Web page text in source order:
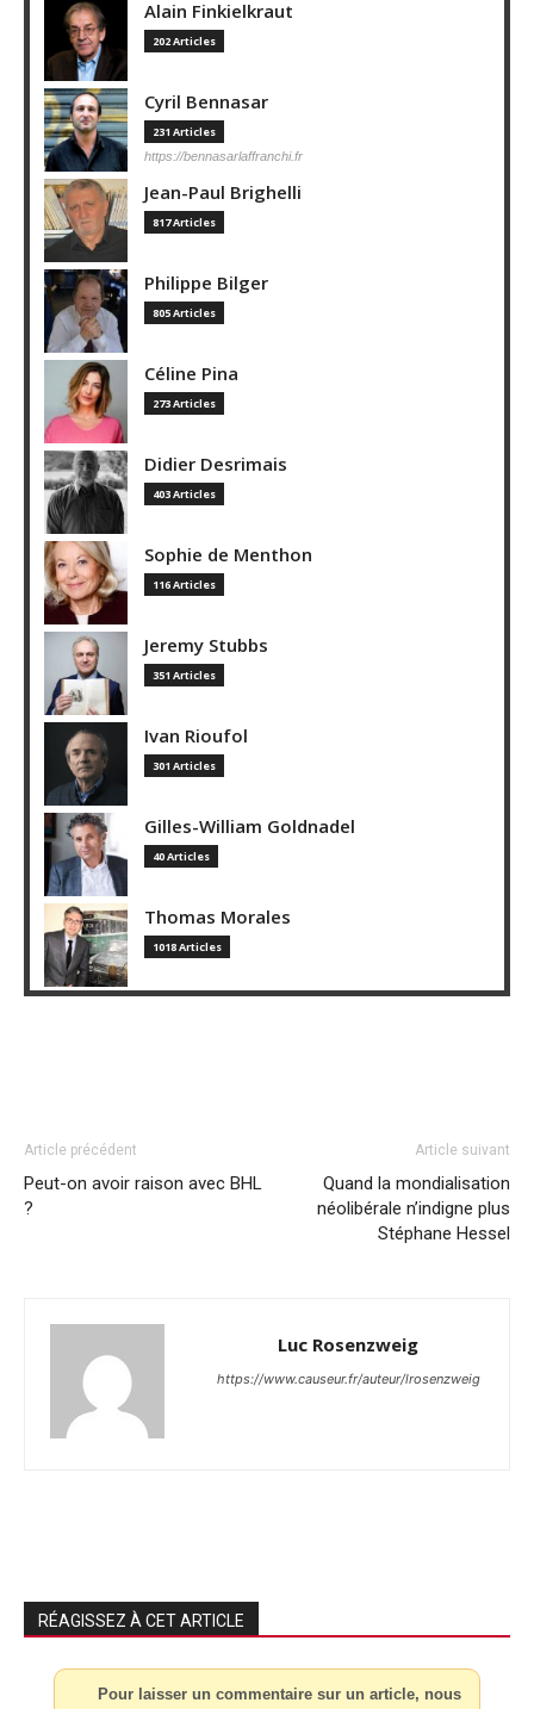
Alain Finkielkraut
202 Articles
Cyril Bennasar
231 Articles
https://bennasarlaffranchi.fr
Jean-Paul Brighelli
817 Articles
Philippe Bilger
805 Articles
Céline Pina
273 Articles
Didier Desrimais
403 Articles
Sophie de Menthon
116 Articles
Jeremy Stubbs
351 Articles
Ivan Rioufol
301 Articles
Gilles-William Goldnadel
40 Articles
Thomas Morales
1018 Articles
Article précédent
Peut-on avoir raison avec BHL
?
Article suivant
Quand la mondialisation
néolibérale n’indigne plus
Stéphane Hessel
Luc Rosenzweig
https://www.causeur.fr/auteur/lrosenzweig
RÉAGISSEZ À CET ARTICLE
Pour laisser un commentaire sur un article, nous